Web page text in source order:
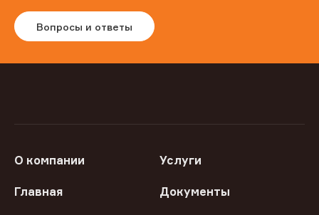
Вопросы и ответы
О компании Услуги
Главная Документы